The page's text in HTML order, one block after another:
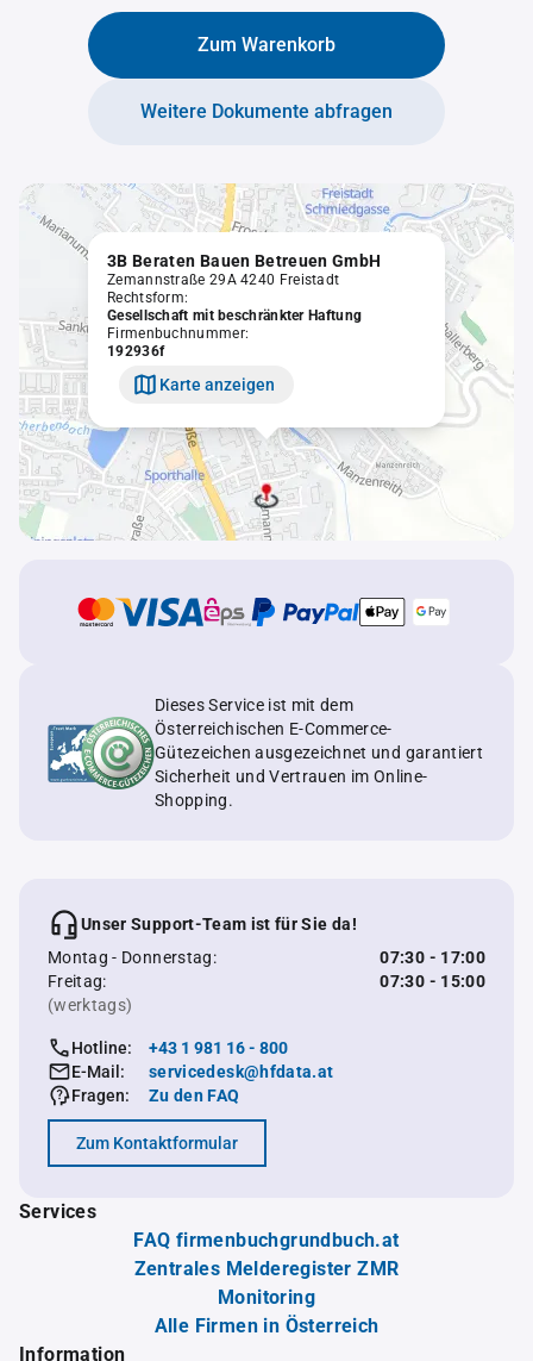
Zum Warenkorb
Weitere Dokumente abfragen
3B Beraten Bauen Betreuen GmbH
Zemannstraße 29A 4240 Freistadt
Rechtsform:
Gesellschaft mit beschränkter Haftung
Firmenbuchnummer:
192936f
Karte anzeigen
Dieses Service ist mit dem
Österreichischen E-Commerce-
Gütezeichen ausgezeichnet und garantiert
Sicherheit und Vertrauen im Online-
Shopping.
Unser Support-Team ist für Sie da!
Montag - Donnerstag:
07:30 - 17:00
Freitag:
07:30 - 15:00
(werktags)
Hotline:
+43 1 981 16 - 800
E-Mail:
servicedesk@hfdata.at
Fragen:
Zu den FAQ
Zum Kontaktformular
Services
FAQ firmenbuchgrundbuch.at
Zentrales Melderegister ZMR
Monitoring
Alle Firmen in Österreich
Information